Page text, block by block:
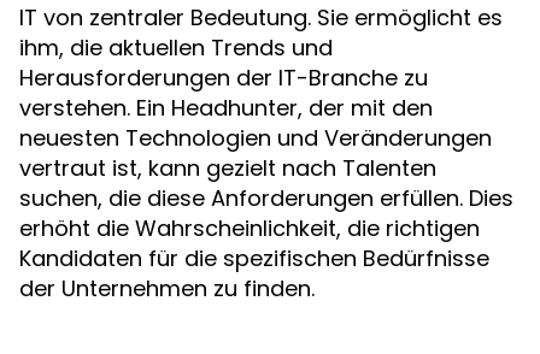
IT von zentraler Bedeutung. Sie ermöglicht es
ihm, die aktuellen Trends und
Herausforderungen der IT-Branche zu
verstehen. Ein Headhunter, der mit den
neuesten Technologien und Veränderungen
vertraut ist, kann gezielt nach Talenten
suchen, die diese Anforderungen erfüllen. Dies
erhöht die Wahrscheinlichkeit, die richtigen
Kandidaten für die spezifischen Bedürfnisse
der Unternehmen zu finden.